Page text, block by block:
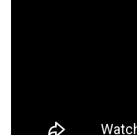
を通じて、整備のプロフェ